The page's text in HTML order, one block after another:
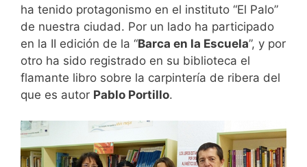
ha tenido protagonismo en el instituto “El Palo”
de nuestra ciudad. Por un lado ha participado
en la II edición de la “Barca en la Escuela”, y por
otro ha sido registrado en su biblioteca el
flamante libro sobre la carpintería de ribera del
que es autor Pablo Portillo.